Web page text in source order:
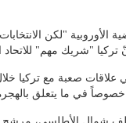
الأوروبية "لكن
"شريك مهم" للاتحاد
علاقات صعبة مع تركيا